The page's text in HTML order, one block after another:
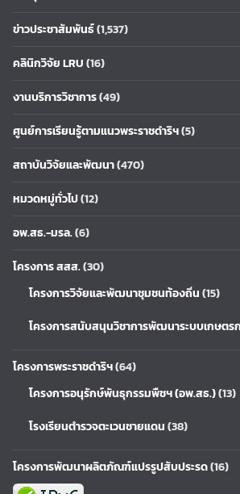
ข่าวประชาสัมพันธ์(1,537)
คลินิกวิจัย LRU(16)
งานบริการวิชาการ(49)
ศูนย์การเรียนรู้ตามแนวพระราชดำริฯ(5)
สถาบันวิจัยและพัฒนา(470)
หมวดหมู่ทั่วไป(12)
อพ.สธ.-มรล.(6)
โครงการ สสส.(30)
โครงการวิจัยและพัฒนาชุมชนท้องถิ่น(15)
โครงการสนับสนุนวิชาการพัฒนาระบบเกษตร
โครงการพระราชดำริฯ(64)
โครงการอนุรักษ์พันธุกรรมพืชฯ (อพ.สธ.)(13)
โรงเรียนตำรวจตะเวนชายแดน(38)
โครงการพัฒนาผลิตภัณฑ์แปรรูปสับประรด(16)